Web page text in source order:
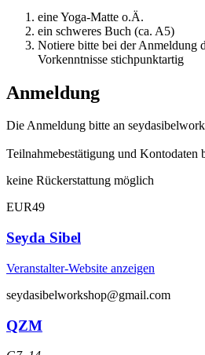
eine Yoga-Matte o.Ä.
ein schweres Buch (ca. A5)
Notiere bitte bei der Anmeldung
Vorkenntnisse stichpunktartig
Anmeldung
Die Anmeldung bitte an
Teilnahmebestätigung und Kontodaten
keine Rückerstattung möglich
EUR49
Seyda Sibel
Veranstalter-Website anzeigen
seydasibelworkshop@gmail.com
QZM